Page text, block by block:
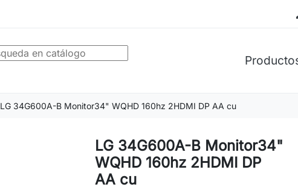
LG 34G600A-B Monitor34" WQHD 160hz 2HDMI DP AA cu
LG 34G600A-B Monitor34"
WQHD 160hz 2HDMI DP
AA cu